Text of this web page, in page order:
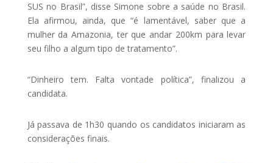
SUS no Brasil”, disse Simone sobre a saúde no Brasil.
Ela afirmou, ainda, que “é lamentável, saber que a
mulher da Amazonia, ter que andar 200km para levar
seu filho a algum tipo de tratamento”.
“Dinheiro tem. Falta vontade política”, finalizou a
candidata.
Já passava de 1h30 quando os candidatos iniciaram as
considerações finais.